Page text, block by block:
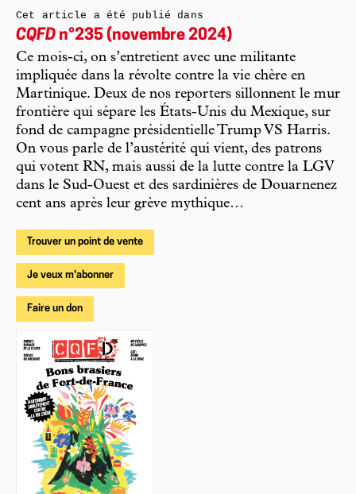
Cet article a été publié dans
CQFD n°235 (novembre 2024)
Ce mois-ci, on s’entretient avec une militante
impliquée dans la révolte contre la vie chère en
Martinique. Deux de nos reporters sillonnent le mur
frontière qui sépare les États-Unis du Mexique, sur
fond de campagne présidentielle Trump VS Harris.
On vous parle de l’austérité qui vient, des patrons
qui votent RN, mais aussi de la lutte contre la LGV
dans le Sud-Ouest et des sardinières de Douarnenez
cent ans après leur grève mythique…
Trouver un point de vente
Je veux m'abonner
Faire un don